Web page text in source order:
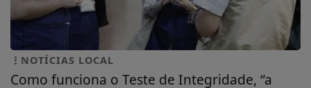
NOTÍCIAS LOCAL
Como funciona o Teste de Integridade, “a